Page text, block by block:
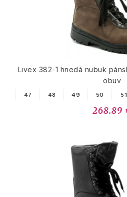
Livex 382-1 hnedá nubuk
obuv
47 48 49 50 51
268.89